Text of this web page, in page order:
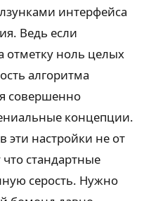
интерфейса
Ведь если
отметку ноль целых
алгоритма
совершенно
концепции.
эти настройки не от
стандартные
серость. Нужно